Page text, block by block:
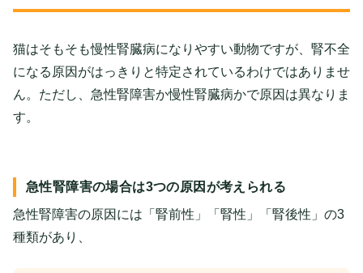
猫はそもそも慢性腎臓病になりやすい動物ですが、腎不全
になる原因がはっきりと特定されているわけではありませ
ん。ただし、急性腎障害か慢性腎臓病かで原因は異なりま
す。
急性腎障害の場合は3つの原因が考えられる
急性腎障害の原因には「腎前性」「腎性」「腎後性」の3
種類があり、